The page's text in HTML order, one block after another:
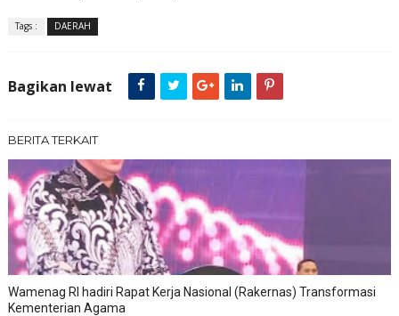
Tags : DAERAH
Bagikan lewat
BERITA TERKAIT
Wamenag RI hadiri Rapat Kerja Nasional (Rakernas) Transformasi
Kementerian Agama